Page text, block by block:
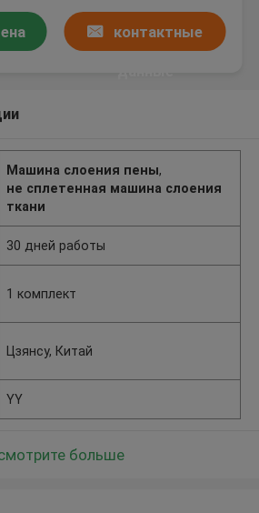
контактные
Машина слоения пены,
не сплетенная машина слоения
ткани
30 дней работы
1 комплект
Цзянсу, Китай
YY
больше